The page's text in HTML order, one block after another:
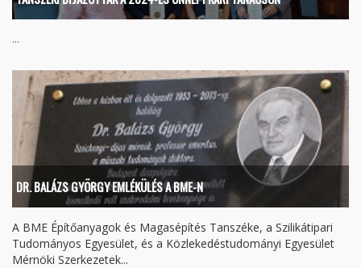
...
DR. BALÁZS GYÖRGY EMLÉKÜLÉS A BME-N
A BME Építőanyagok és Magasépítés Tanszéke, a Szilikátipari
Tudományos Egyesület, és a Közlekedéstudományi Egyesület
Mérnöki Szerkezetek...